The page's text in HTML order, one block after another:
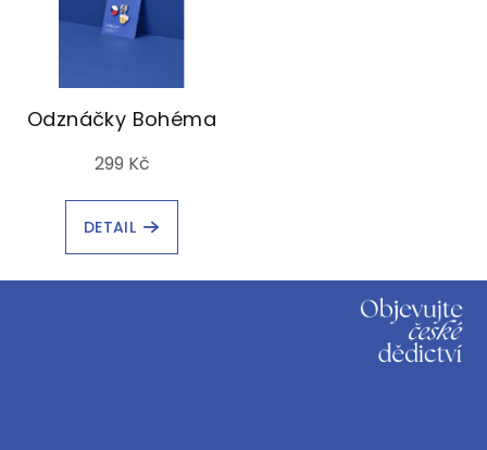
Odznáčky Bohéma
299 Kč
DETAIL